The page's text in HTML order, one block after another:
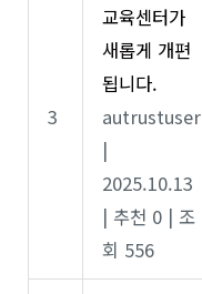
3
교육센터가
새롭게 개편
됩니다.
autrustuser
|
2025.10.13
| 추천 0 | 조
회 556